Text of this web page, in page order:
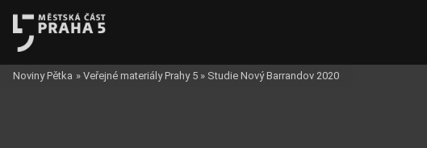
Noviny Pětka » Veřejné materiály Prahy 5 » Studie Nový Barrandov 2020